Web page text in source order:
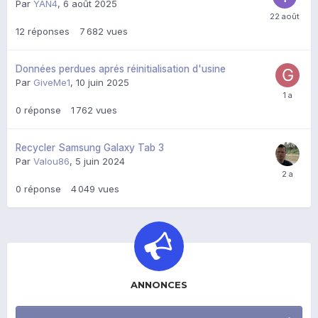
Par YAN4, 6 août 2025
12 réponses 7 682 vues
Données perdues aprés réinitialisation d'usine
Par GiveMe1, 10 juin 2025
0 réponse 1 762 vues
Recycler Samsung Galaxy Tab 3
Par Valou86, 5 juin 2024
0 réponse 4 049 vues
ANNONCES